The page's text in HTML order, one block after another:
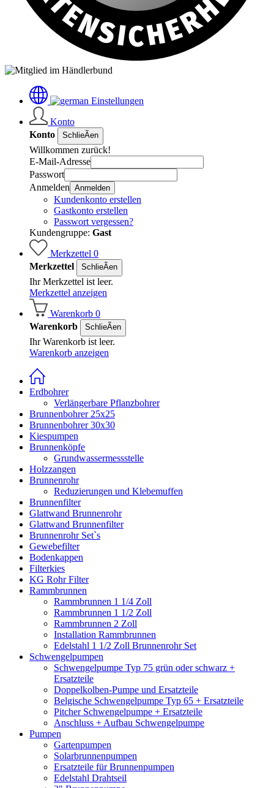
Einstellungen
Konto
Konto
SchlieÃen
Willkommen zurück!
E-Mail-Adresse
Passwort
Anmelden Anmelden
Kundenkonto erstellen
Gastkonto erstellen
Passwort vergessen?
Kundengruppe: Gast
Merkzettel 0
Merkzettel
SchlieÃen
Ihr Merkzettel ist leer.
Merkzettel anzeigen
Warenkorb 0
Warenkorb
SchlieÃen
Ihr Warenkorb ist leer.
Warenkorb anzeigen
Erdbohrer
Verlängerbare Pflanzbohrer
Brunnenbohrer 25x25
Brunnenbohrer 30x30
Kiespumpen
Brunnenköpfe
Grundwassermessstelle
Holzzangen
Brunnenrohr
Reduzierungen und Klebemuffen
Brunnenfilter
Glattwand Brunnenrohr
Glattwand Brunnenfilter
Brunnenrohr Set`s
Gewebefilter
Bodenkappen
Filterkies
KG Rohr Filter
Rammbrunnen
Rammbrunnen 1 1/4 Zoll
Rammbrunnen 1 1/2 Zoll
Rammbrunnen 2 Zoll
Installation Rammbrunnen
Edelstahl 1 1/2 Zoll Brunnenrohr Set
Schwengelpumpen
Schwengelpumpe Typ 75 grün oder schwarz +
Ersatzteile
Doppelkolben-Pumpe und Ersatzteile
Belgische Schwengelpumpe Typ 65 + Ersatzteile
Pitcher Schwengelpumpe + Ersatzteile
Anschluss + Aufbau Schwengelpumpe
Pumpen
Gartenpumpen
Solarbrunnenpumpen
Ersatzteile für Brunnenpumpen
Edelstahl Drahtseil